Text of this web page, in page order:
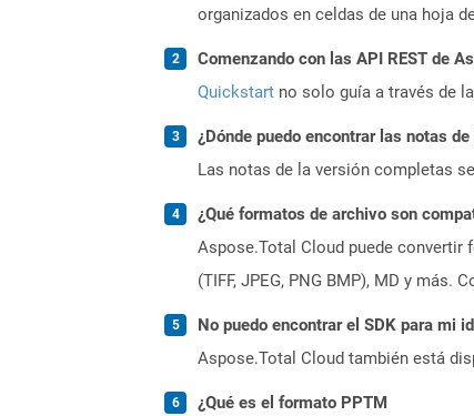
organizados en celdas de una hoja
Comenzando con las API REST de
Quickstart no solo guía a través de
¿Dónde puedo encontrar las notas
Las notas de la versión completas
¿Qué formatos de archivo son
Aspose.Total Cloud puede convertir
(TIFF, JPEG, PNG BMP), MD y
No puedo encontrar el SDK para mi
Aspose.Total Cloud también está
¿Qué es el formato PPTM